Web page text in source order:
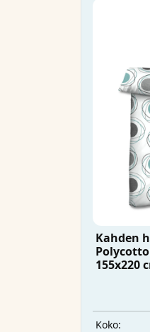
Kahden
155x220
Koko: